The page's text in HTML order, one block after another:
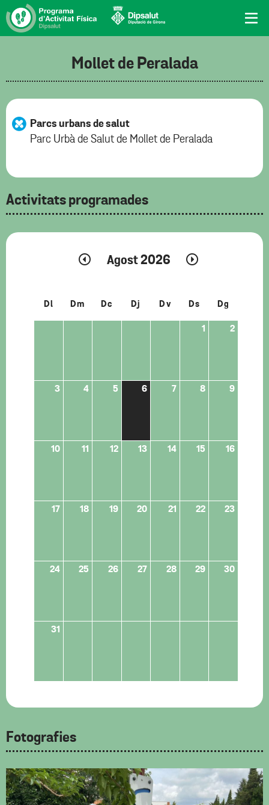
Mollet de Peralada
Parcs urbans de salut
Parc Urbà de Salut de Mollet de Peralada
Activitats programades
Agost 2026
Dl Dm Dc Dj Dv Ds Dg
1 2
3 4 5 6 7 8 9
10 11 12 13 14 15 16
17 18 19 20 21 22 23
24 25 26 27 28 29 30
31
Fotografies